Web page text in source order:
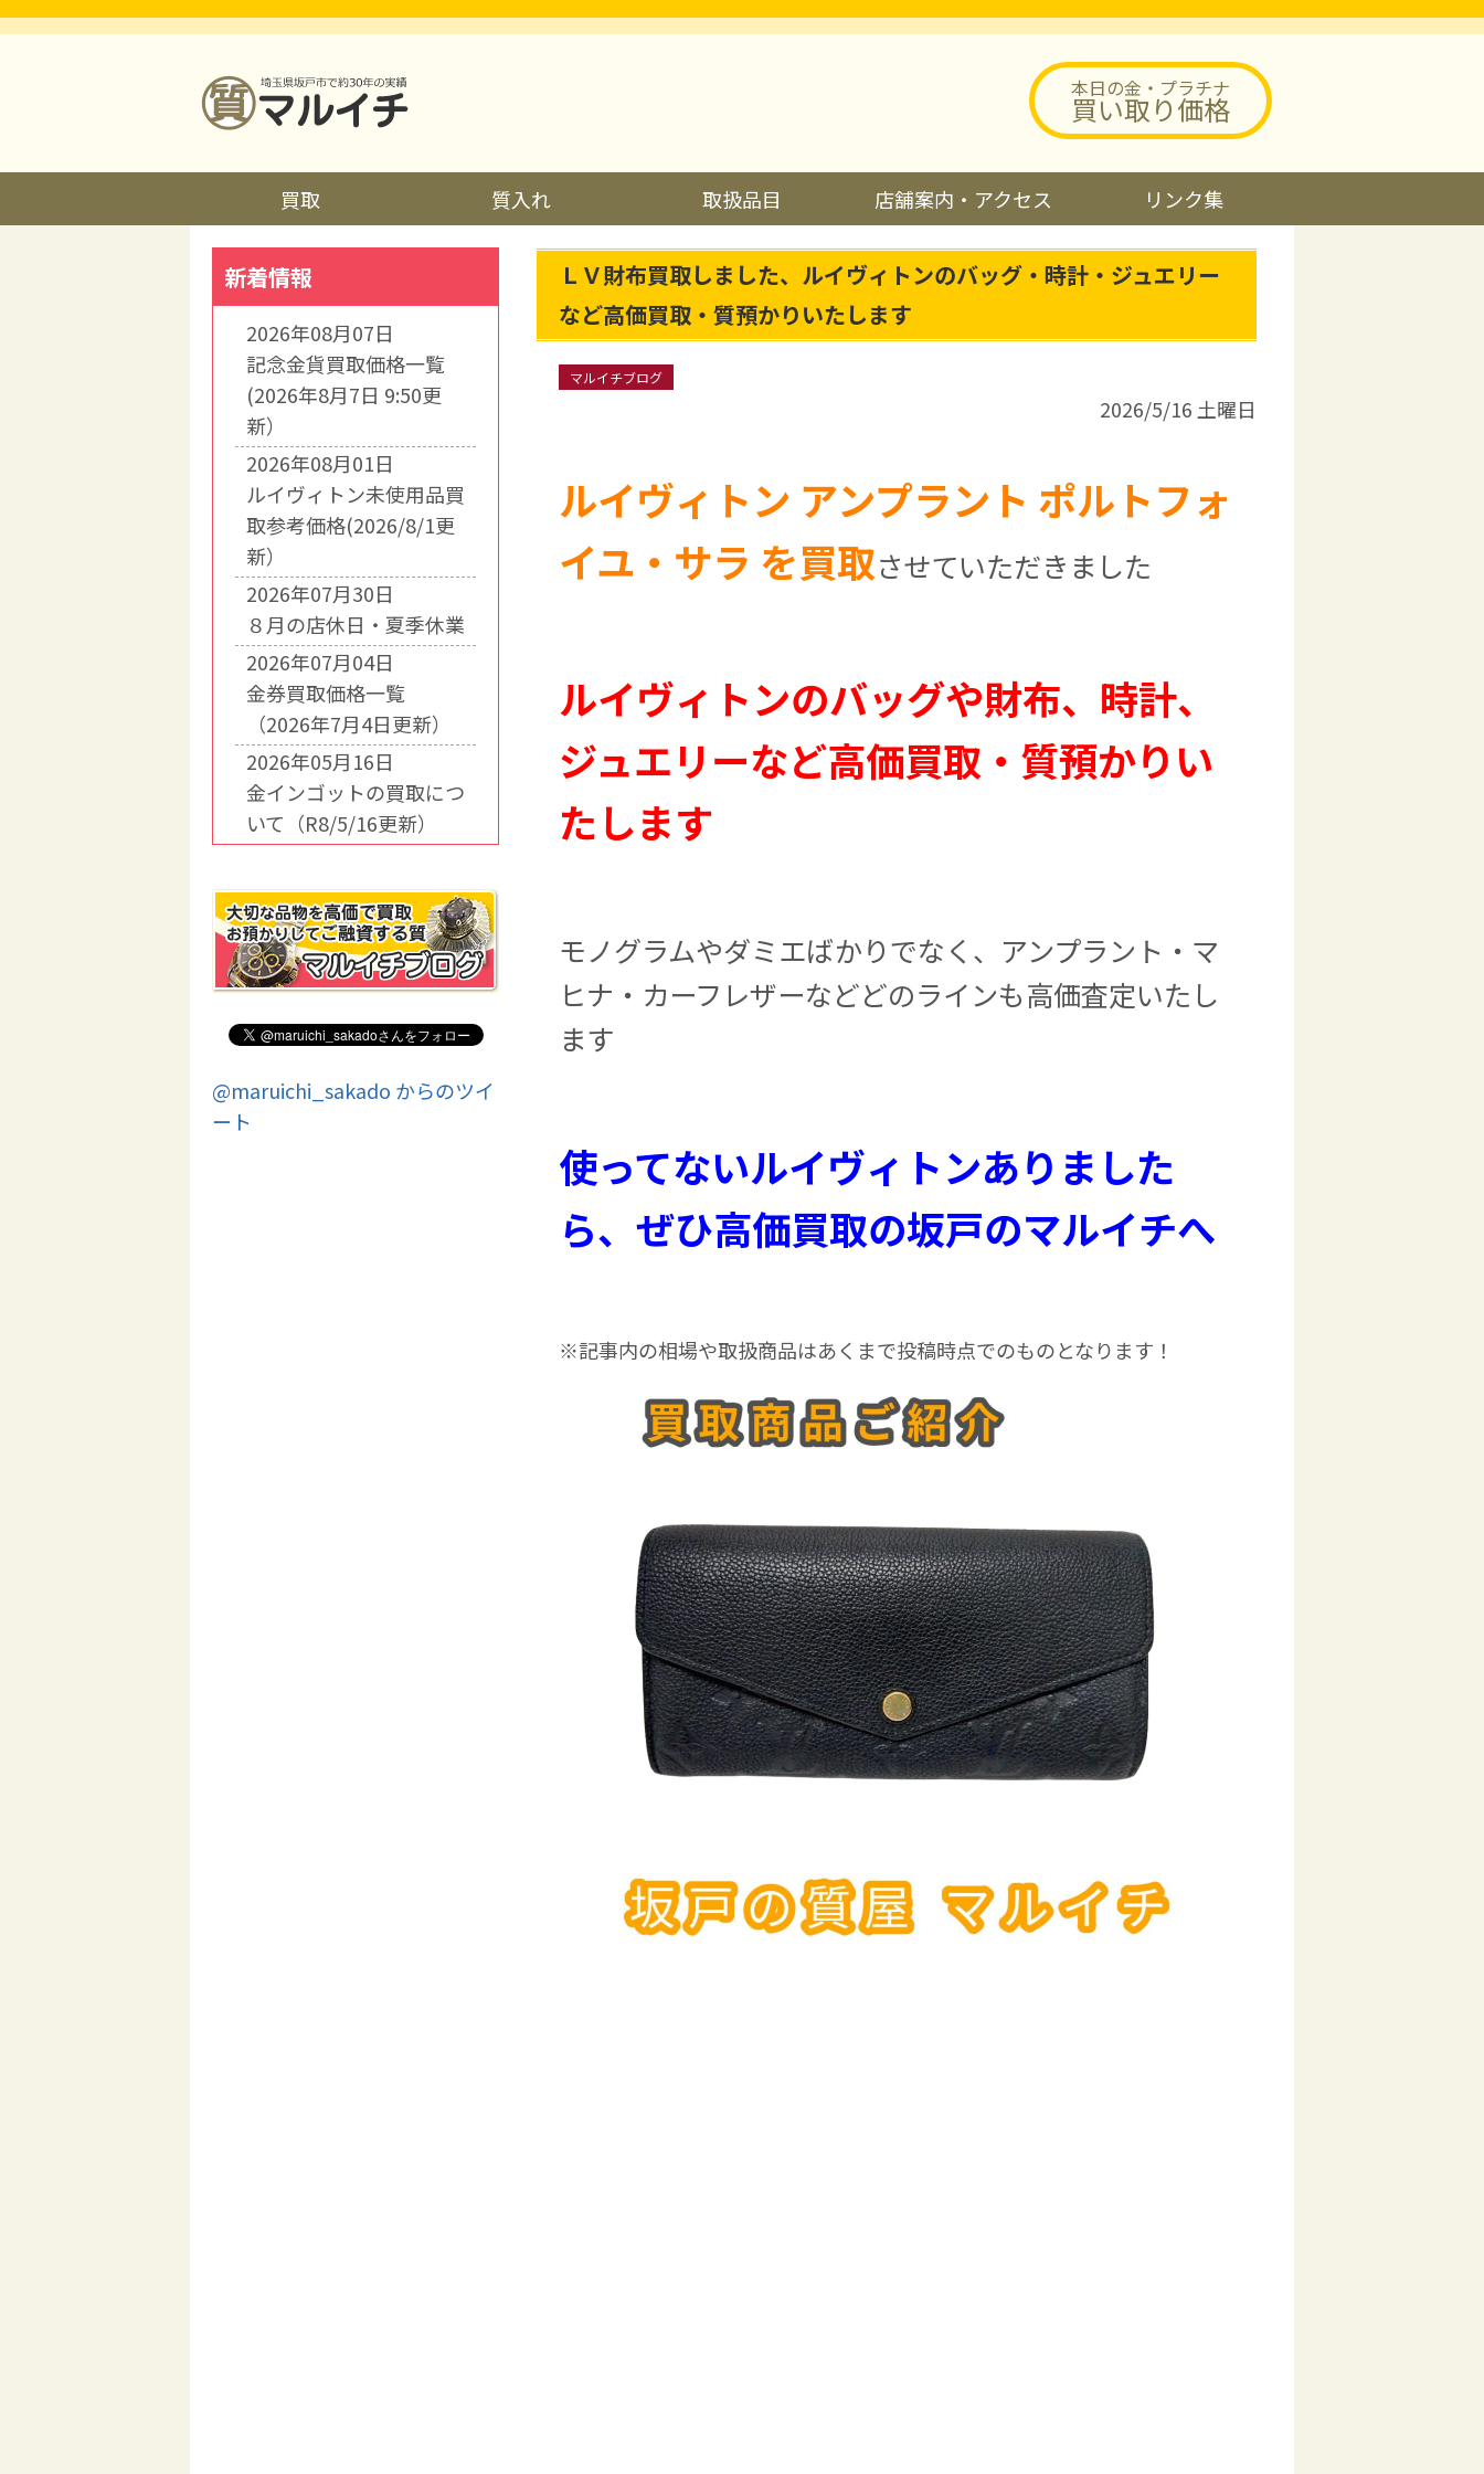
本日の金・プラチナ
買い取り価格
買取 質入れ 取扱品目 店舗案内・アクセス リンク集
ＬＶ財布買取しました、ルイヴィトンのバッグ・時計・ジュエリー
など高価買取・質預かりいたします
マルイチブログ
2026/5/16 土曜日
ルイヴィトン アンプラント ポルトフォ
イユ・サラ を買取させていただきました
ルイヴィトンのバッグや財布、時計、
ジュエリーなど高価買取・質預かりい
たします
モノグラムやダミエばかりでなく、アンプラント・マ
ヒナ・カーフレザーなどどのラインも高価査定いたし
ます
使ってないルイヴィトンありました
ら、ぜひ高価買取の坂戸のマルイチへ
※記事内の相場や取扱商品はあくまで投稿時点でのものとなります！
新着情報
2026年08月07日
記念金貨買取価格一覧
(2026年8月7日 9:50更
新）
2026年08月01日
ルイヴィトン未使用品買
取参考価格(2026/8/1更
新）
2026年07月30日
８月の店休日・夏季休業
2026年07月04日
金券買取価格一覧
（2026年7月4日更新）
2026年05月16日
金インゴットの買取につ
いて（R8/5/16更新）
@maruichi_sakado からのツイ
ート